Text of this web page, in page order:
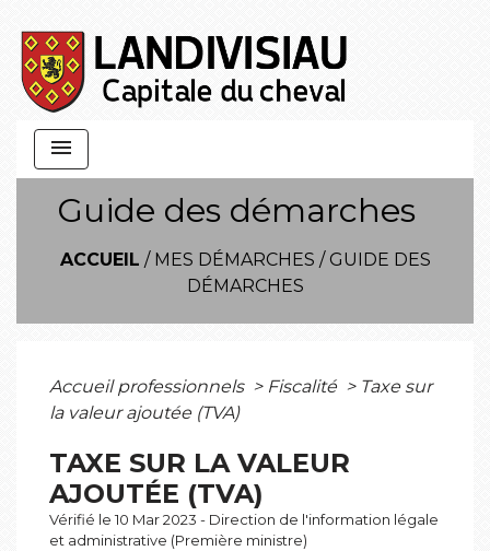
menu
Guide des démarches
ACCUEIL / MES DÉMARCHES / GUIDE DES
DÉMARCHES
Accueil professionnels > Fiscalité > Taxe sur
la valeur ajoutée (TVA)
TAXE SUR LA VALEUR
AJOUTÉE (TVA)
Vérifié le 10 Mar 2023 - Direction de l'information légale
et administrative (Première ministre)